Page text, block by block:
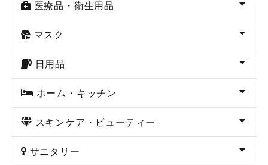
医療品・衛生用品
マスク
日用品
ホーム・キッチン
スキンケア・ビューティー
サニタリー